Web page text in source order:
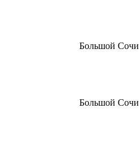
Большой Сочи
Большой Сочи